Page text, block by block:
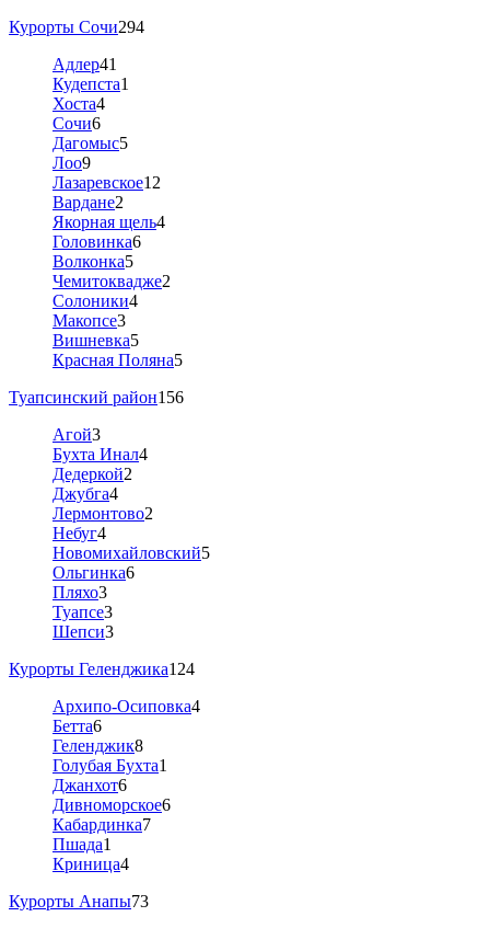
Курорты Сочи294
Адлер41
Кудепста1
Хоста4
Сочи6
Дагомыс5
Лоо9
Лазаревское12
Вардане2
Якорная щель4
Головинка6
Волконка5
Чемитоквадже2
Солоники4
Макопсе3
Вишневка5
Красная Поляна5
Туапсинский район156
Агой3
Бухта Инал4
Дедеркой2
Джубга4
Лермонтово2
Небуг4
Новомихайловский5
Ольгинка6
Пляхо3
Туапсе3
Шепси3
Курорты Геленджика124
Архипо-Осиповка4
Бетта6
Геленджик8
Голубая Бухта1
Джанхот6
Дивноморское6
Кабардинка7
Пшада1
Криница4
Курорты Анапы73